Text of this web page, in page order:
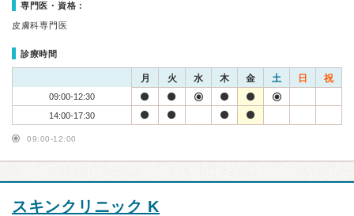
専門医・資格：
皮膚科専門医
診療時間
月 火 水 木 金 土 日 祝
09:00-12:30
14:00-17:30
09:00-12:00
スキンクリニック K